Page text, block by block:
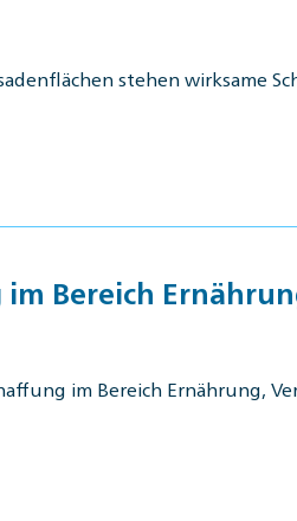
stehen wirksame
Bereich
im Bereich Ernährung,